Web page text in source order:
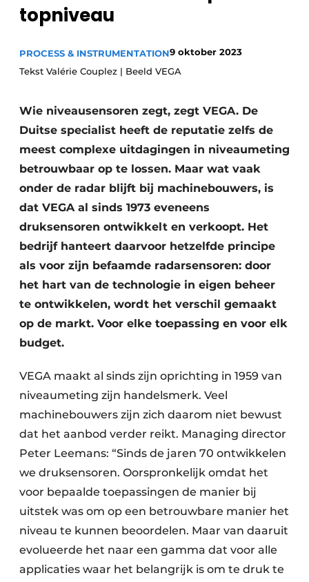
Privacy / Cookie statement
topniveau
PROCESS & INSTRUMENTATION9 oktober 2023
Tekst Valérie Couplez | Beeld VEGA
Wie niveausensoren zegt, zegt VEGA. De
Duitse specialist heeft de reputatie zelfs de
meest complexe uitdagingen in niveaumeting
betrouwbaar op te lossen. Maar wat vaak
onder de radar blijft bij machinebouwers, is
dat VEGA al sinds 1973 eveneens
druksensoren ontwikkelt en verkoopt. Het
bedrijf hanteert daarvoor hetzelfde principe
als voor zijn befaamde radarsensoren: door
het hart van de technologie in eigen beheer
te ontwikkelen, wordt het verschil gemaakt
op de markt. Voor elke toepassing en voor elk
budget.
VEGA maakt al sinds zijn oprichting in 1959 van
niveaumeting zijn handelsmerk. Veel
machinebouwers zijn zich daarom niet bewust
dat het aanbod verder reikt. Managing director
Peter Leemans: “Sinds de jaren 70 ontwikkelen
we druksensoren. Oorspronkelijk omdat het
voor bepaalde toepassingen de manier bij
uitstek was om op een betrouwbare manier het
niveau te kunnen beoordelen. Maar van daaruit
evolueerde het naar een gamma dat voor alle
applicaties waar het belangrijk is om te druk te